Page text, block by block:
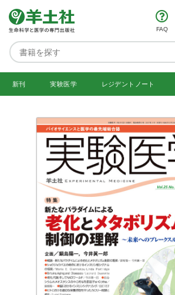
FAQ
新刊 実験医学 レジデント ノート